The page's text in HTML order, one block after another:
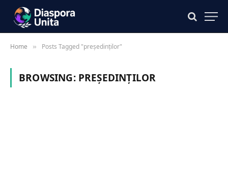
Home » Posts Tagged "președinților"
BROWSING: PREȘEDINȚILOR